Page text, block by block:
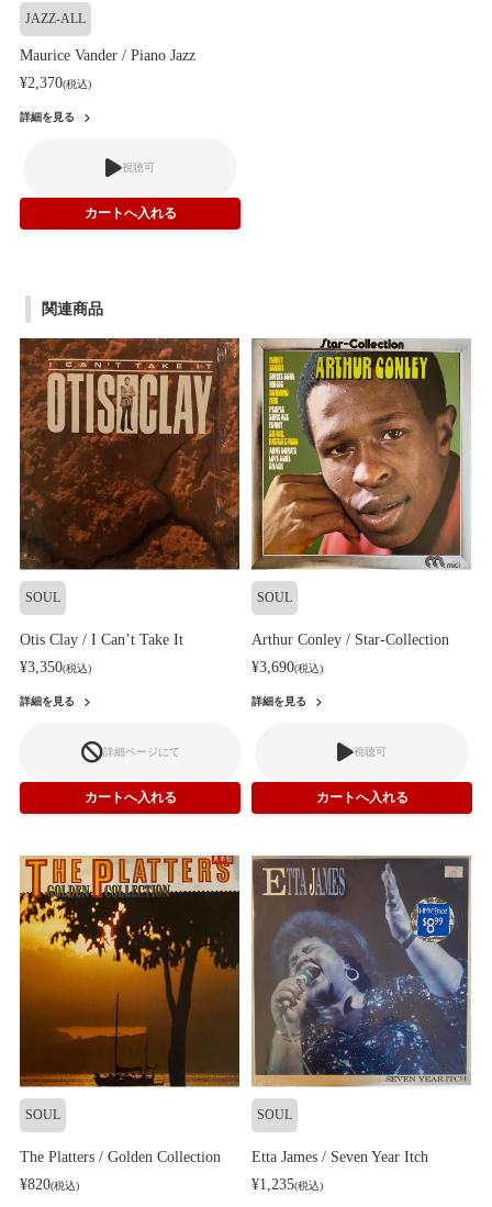
JAZZ-ALL
Maurice Vander / Piano Jazz
¥2,370(税込)
詳細を見る
視聴可
関連商品
SOUL
Otis Clay / I Can’t Take It
¥3,350(税込)
詳細を見る
詳細ページにて
SOUL
Arthur Conley / Star-Collection
¥3,690(税込)
詳細を見る
視聴可
SOUL
The Platters / Golden Collection
¥820(税込)
SOUL
Etta James / Seven Year Itch
¥1,235(税込)